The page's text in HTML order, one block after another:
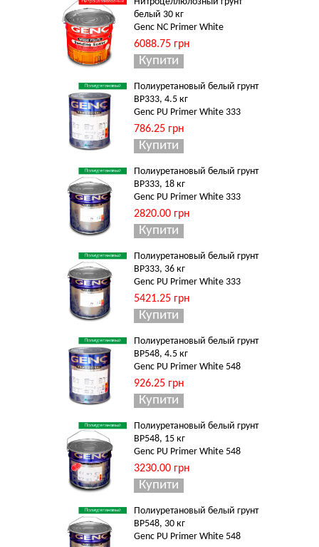
белый 30 кг
Genc NC Primer White
6088.75 грн
Полиуретановый белый грунт
BP333, 4.5 кг
Genc PU Primer White 333
786.25 грн
Полиуретановый белый грунт
BP333, 18 кг
Genc PU Primer White 333
2820.00 грн
Полиуретановый белый грунт
BP333, 36 кг
Genc PU Primer White 333
5421.25 грн
Полиуретановый белый грунт
BP548, 4.5 кг
Genc PU Primer White 548
926.25 грн
Полиуретановый белый грунт
BP548, 15 кг
Genc PU Primer White 548
3230.00 грн
Полиуретановый белый грунт
BP548, 30 кг
Genc PU Primer White 548